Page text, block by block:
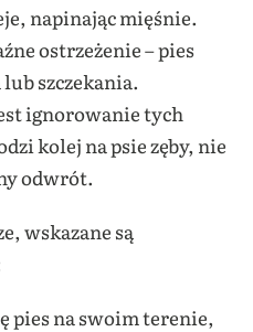
napinając mięśnie.
ostrzeżenie – pies
szczekania.
ignorowanie tych
kolej na psie zęby, nie
odwrót.
wskazane są
pies na swoim terenie,